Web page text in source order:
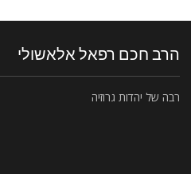
הרב חכם רפאל אלאשולי
רבה של יהדות גרוזיה